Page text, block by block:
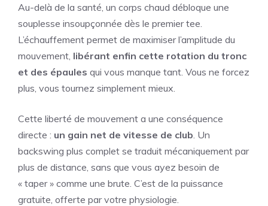
Au-delà de la santé, un corps chaud débloque une
souplesse insoupçonnée dès le premier tee.
L’échauffement permet de maximiser l’amplitude du
mouvement, libérant enfin cette rotation du tronc
et des épaules qui vous manque tant. Vous ne forcez
plus, vous tournez simplement mieux.
Cette liberté de mouvement a une conséquence
directe : un gain net de vitesse de club . Un
backswing plus complet se traduit mécaniquement par
plus de distance, sans que vous ayez besoin de
« taper » comme une brute. C’est de la puissance
gratuite, offerte par votre physiologie.